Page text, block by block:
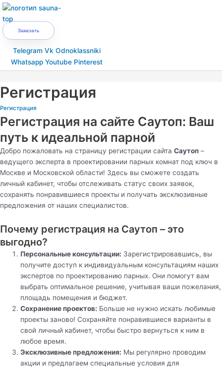
Перейти
к
содержимому
Заказать
Telegram Vk Odnoklassniki
Whatsapp Youtube Pinterest
Регистрация
Регистрация
Регистрация на сайте Саутоп: Ваш
путь к идеальной парной
Добро пожаловать на страницу регистрации сайта Саутоп –
ведущего эксперта в проектировании парных комнат под ключ в
Москве и Московской области! Здесь вы сможете создать
личный кабинет, чтобы отслеживать статус своих заявок,
сохранять понравившиеся проекты и получать эксклюзивные
предложения от наших специалистов.
Почему регистрация на Саутоп – это
выгодно?
Персональные консультации: Зарегистрировавшись, вы
получите доступ к индивидуальным консультациям наших
экспертов по проектированию парных. Они помогут вам
выбрать оптимальное решение, учитывая ваши пожелания,
площадь помещения и бюджет.
Сохранение проектов: Больше не нужно искать любимые
проекты заново! Сохраняйте понравившиеся варианты в
свой личный кабинет, чтобы быстро вернуться к ним в
любое время.
Эксклюзивные предложения: Мы регулярно проводим
акции и предлагаем специальные условия для